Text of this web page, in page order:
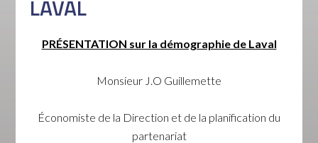
LAVAL
PRÉSENTATION sur la démographie de Laval
Monsieur J.O Guillemette
Économiste de la Direction et de la planification du
partenariat